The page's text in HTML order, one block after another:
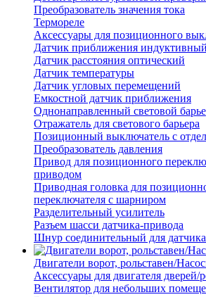
Преобразователь значения тока
Термореле
Аксессуары для позиционного
Датчик приближения индуктивный
Датчик расстояния оптический
Датчик температуры
Датчик угловых перемещений
Емкостной датчик приближения
Однонаправленный световой
Отражатель для светового барьера
Позиционный выключатель с
Преобразователь давления
Привод для позиционного
приводом
Приводная головка для
переключателя с шарниром
Разделительный усилитель
Разъем шасси датчика-привода
Шнур соединительный для
Двигатели ворот, рольставен/
Аксессуары для двигателя дверей/
Вентилятор для небольших